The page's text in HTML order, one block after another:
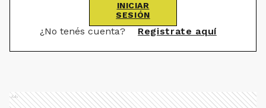
INICIAR
SESIÓN
¿No tenés cuenta? Registrate aquí
Ads